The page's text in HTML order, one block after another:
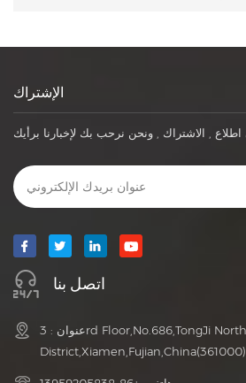
الإشتراك
اتصل بنا
عنوان : 3rd Floor,No.686,TongJi NorthRoad TongAn
District,Xiamen,Fujian,China(361000)